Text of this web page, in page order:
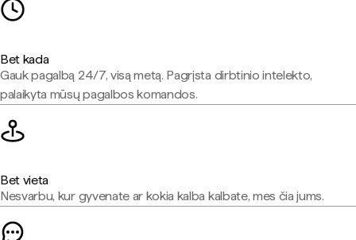
Bet kada
Gauk pagalbą 24/7, visą metą. Pagrįsta dirbtinio intelekto,
palaikyta mūsų pagalbos komandos.
Bet vieta
Nesvarbu, kur gyvenate ar kokia kalba kalbate, mes čia jums.